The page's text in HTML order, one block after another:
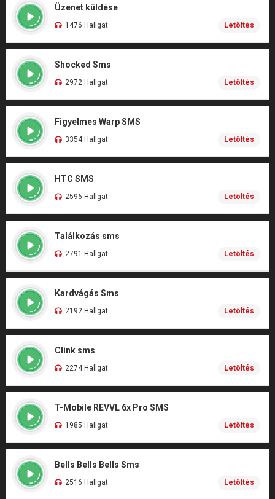
Üzenet küldése
1476 Hallgat Letöltés
Shocked Sms
2972 Hallgat Letöltés
Figyelmes Warp SMS
3354 Hallgat Letöltés
HTC SMS
2596 Hallgat Letöltés
Találkozás sms
2791 Hallgat Letöltés
Kardvágás Sms
2192 Hallgat Letöltés
Clink sms
2274 Hallgat Letöltés
T-Mobile REVVL 6x Pro SMS
1985 Hallgat Letöltés
Bells Bells Bells Sms
2516 Hallgat Letöltés